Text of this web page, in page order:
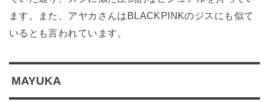
ます。また、アヤカさんはBLACKPINKのジスにも似て
いるとも言われています。
MAYUKA